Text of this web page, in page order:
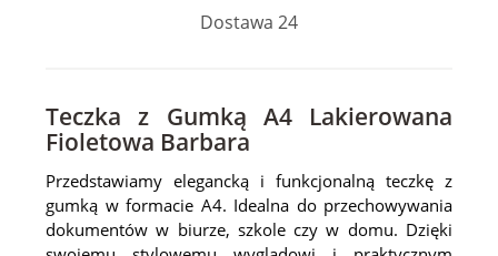
Dostawa 24
Teczka z Gumką A4 Lakierowana
Fioletowa Barbara
Przedstawiamy elegancką i funkcjonalną teczkę z
gumką w formacie A4. Idealna do przechowywania
dokumentów w biurze, szkole czy w domu. Dzięki